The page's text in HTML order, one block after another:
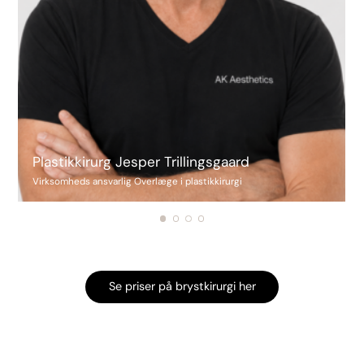
Plastikkirurg Jesper Trillingsgaard
Virksomheds ansvarlig Overlæge i plastikkirurgi
Se priser på brystkirurgi her